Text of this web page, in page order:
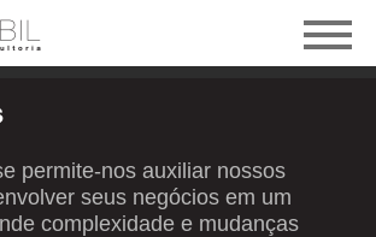
permite-nos auxiliar nossos
seus negócios em um
complexidade e mudanças